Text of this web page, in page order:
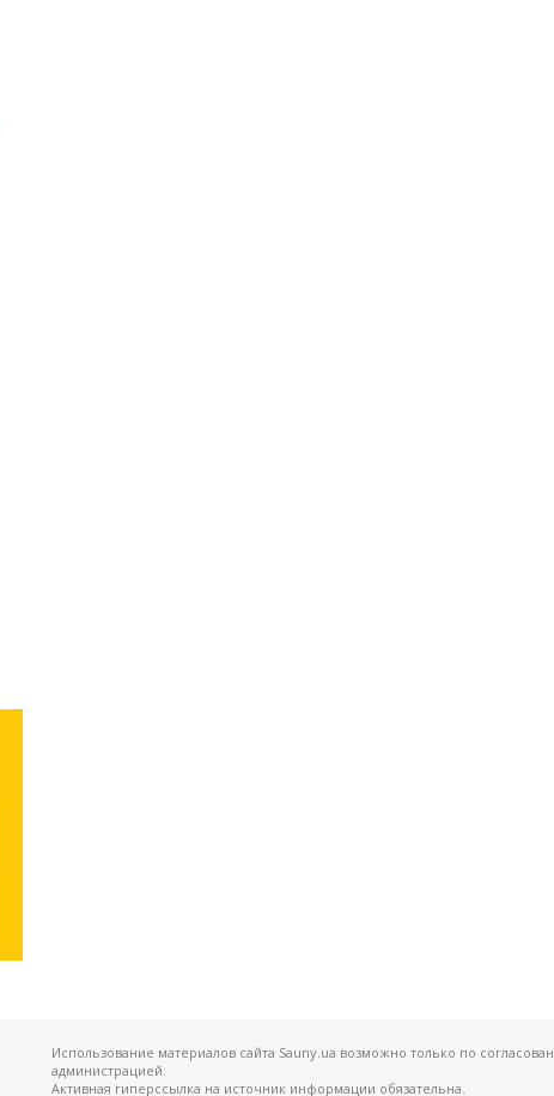
Использование материалов сайта Sauny.ua возможно только по
администрацией.
Активная гиперссылка на источник информации обязательна.